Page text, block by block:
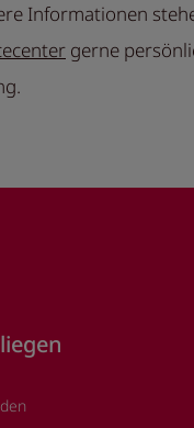
Informationen
gerne